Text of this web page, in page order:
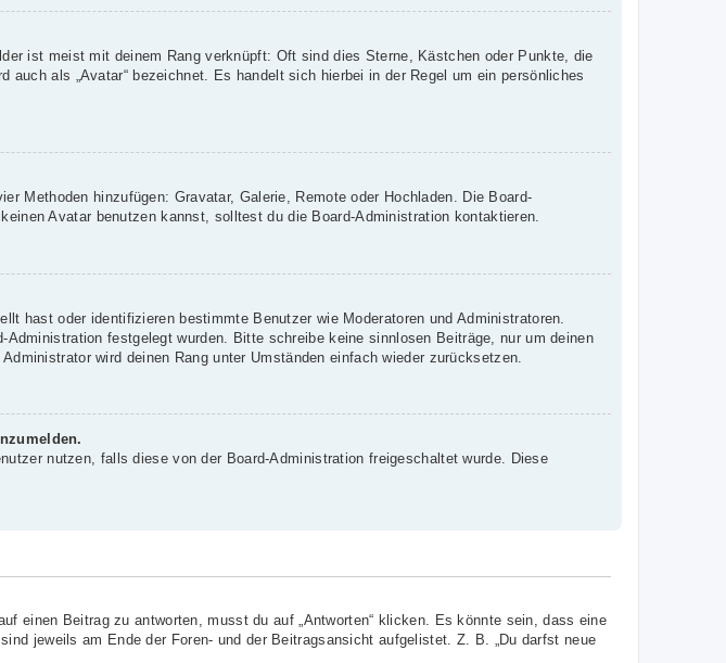
ist meist mit deinem Rang verknüpft: Oft sind dies Sterne, Kästchen oder Punkte, die
als „Avatar“ bezeichnet. Es handelt sich hierbei in der Regel um ein persönliches
Methoden hinzufügen: Gravatar, Galerie, Remote oder Hochladen. Die Board-
Avatar benutzen kannst, solltest du die Board-Administration kontaktieren.
hast oder identifizieren bestimmte Benutzer wie Moderatoren und Administratoren.
festgelegt wurden. Bitte schreibe keine sinnlosen Beiträge, nur um deinen
wird deinen Rang unter Umständen einfach wieder zurücksetzen.
nutzen, falls diese von der Board-Administration freigeschaltet wurde. Diese
einen Beitrag zu antworten, musst du auf „Antworten“ klicken. Es könnte sein, dass eine
jeweils am Ende der Foren- und der Beitragsansicht aufgelistet. Z. B. „Du darfst neue